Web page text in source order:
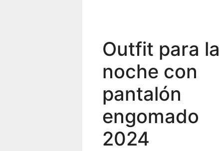
Outfit para la
noche con
pantalón
engomado
2024